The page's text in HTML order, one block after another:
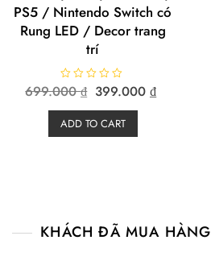
PS5 / Nintendo Switch có
Rung LED / Decor trang
trí
R
a
d
0
699.000₫ Original
price
was:
699.000 ₫.
399.000₫
ADD TO CART
KHÁCH ĐÃ MUA HÀNG